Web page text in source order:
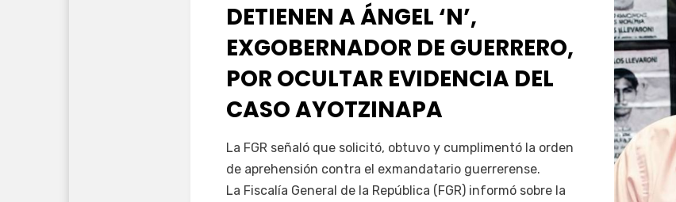
DETIENEN A ÁNGEL ‘N’,
EXGOBERNADOR DE GUERRERO,
POR OCULTAR EVIDENCIA DEL
CASO AYOTZINAPA
porFernando Miranda Servín
La FGR señaló que solicitó, obtuvo y cumplimentó la orden
de aprehensión contra el exmandatario guerrerense.
La Fiscalía General de la República (FGR) informó sobre la